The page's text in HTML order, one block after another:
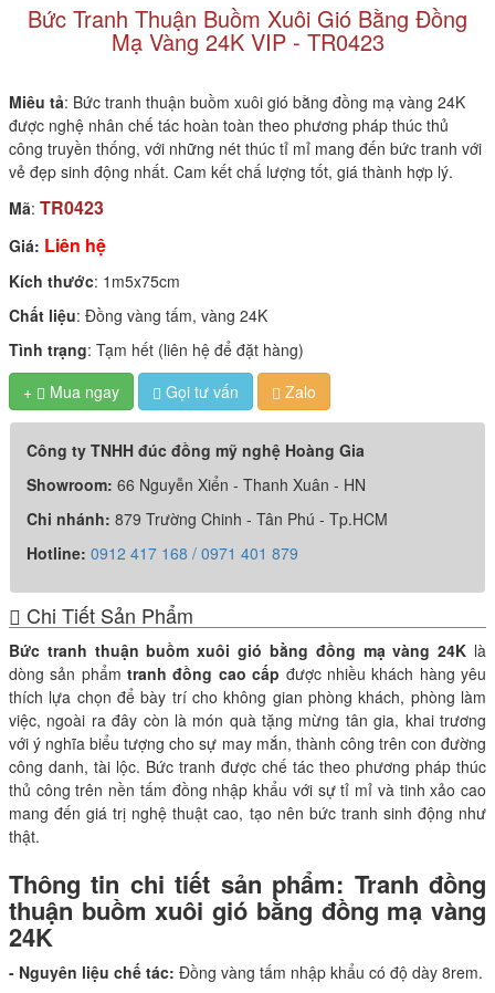
Bức Tranh Thuận Buồm Xuôi Gió Bằng Đồng
Mạ Vàng 24K VIP - TR0423
Miêu tả: Bức tranh thuận buồm xuôi gió bằng đồng mạ vàng 24K
được nghệ nhân chế tác hoàn toàn theo phương pháp thúc thủ
công truyền thống, với những nét thúc tỉ mỉ mang đến bức tranh với
vẻ đẹp sinh động nhất. Cam kết chấ lượng tốt, giá thành hợp lý.
Mã: TR0423
Giá: Liên hệ
Kích thước: 1m5x75cm
Chất liệu: Đồng vàng tấm, vàng 24K
Tình trạng: Tạm hết (liên hệ để đặt hàng)
+  Mua ngay Gọi tư vấn Zalo
Công ty TNHH đúc đồng mỹ nghệ Hoàng Gia
Showroom: 66 Nguyễn Xiển - Thanh Xuân - HN
Chi nhánh: 879 Trường Chinh - Tân Phú - Tp.HCM
Hotline: 0912 417 168 / 0971 401 879
Chi Tiết Sản Phẩm
Bức tranh thuận buồm xuôi gió bằng đồng mạ vàng 24K là
dòng sản phẩmtranh đồng cao cấp được nhiều khách hàng yêu
thích lựa chọn để bày trí cho không gian phòng khách, phòng làm
việc, ngoài ra đây còn là món quà tặng mừng tân gia, khai trương
với ý nghĩa biểu tượng cho sự may mắn, thành công trên con đường
công danh, tài lộc. Bức tranh được chế tác theo phương pháp thúc
thủ công trên nền tấm đồng nhập khẩu với sự tỉ mỉ và tinh xảo cao
mang đến giá trị nghệ thuật cao, tạo nên bức tranh sinh động như
thật.
Thông tin chi tiết sản phẩm: Tranh đồng
thuận buồm xuôi gió bằng đồng mạ vàng
24K
- Nguyên liệu chế tác: Đồng vàng tấm nhập khẩu có độ dày 8rem.